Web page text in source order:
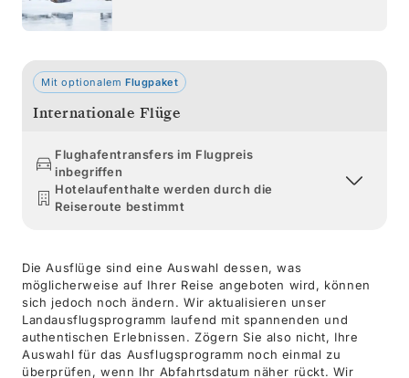
Mit optionalem Flugpaket
Internationale Flüge
Flughafentransfers im Flugpreis
inbegriffen
Hotelaufenthalte werden durch die
Reiseroute bestimmt
Die Ausflüge sind eine Auswahl dessen, was
möglicherweise auf Ihrer Reise angeboten wird, können
sich jedoch noch ändern. Wir aktualisieren unser
Landausflugsprogramm laufend mit spannenden und
authentischen Erlebnissen. Zögern Sie also nicht, Ihre
Auswahl für das Ausflugsprogramm noch einmal zu
überprüfen, wenn Ihr Abfahrtsdatum näher rückt. Wir